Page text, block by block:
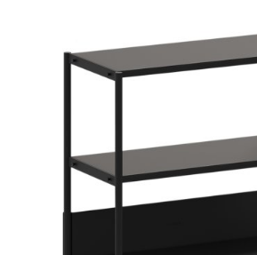
Loungesessel
Barhocker